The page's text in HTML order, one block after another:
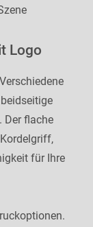
Logo
Der flache
für Ihre